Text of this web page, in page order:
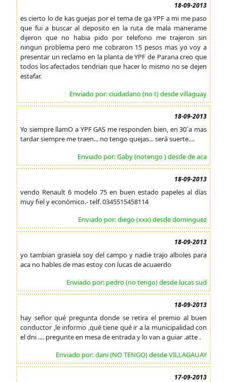
18-09-2013
es cierto lo de kas guejas por el tema de ga YPF a mi me paso
que fui a buscar al deposito en la ruta de mala manerame
dijeron que no habia pido por telefono me trajeron sin
ningun problema pero me cobraron 15 pesos mas yo voy a
presentar un reclamo en la planta de YPF de Parana creo que
todos los afectados tendrian que hacer lo mismo no se dejen
estafar.
Enviado por: ciudadano (no t) desde villaguay
18-09-2013
Yo siempre llamO a YPF GAS me responden bien, en 30´a mas
tardar siempre me traen... no tengo quejas... será suerte....
Enviado por: Gaby (notengo ) desde de aca
18-09-2013
vendo Renault 6 modelo 75 en buen estado papeles al días
muy fiel y económico.- telf. 0345515458114
Enviado por: diego (xxx) desde dominguez
18-09-2013
yo tambian grasiela soy del campo y nadie trajo alboles para
aca no hables de mas estoy con lucas de acuaerdo
Enviado por: pedro (no tengo) desde lucas sud
18-09-2013
hay señor qué pregunta donde se retira el premio al buen
conductor ,le informo ,qué tiene qué ir a la municipalidad con
el dni .... pregunte en mesa de entrada y lo van a guiar .atte .
Enviado por: dani (NO TENGO) desde VILLAGAUAY
17-09-2013